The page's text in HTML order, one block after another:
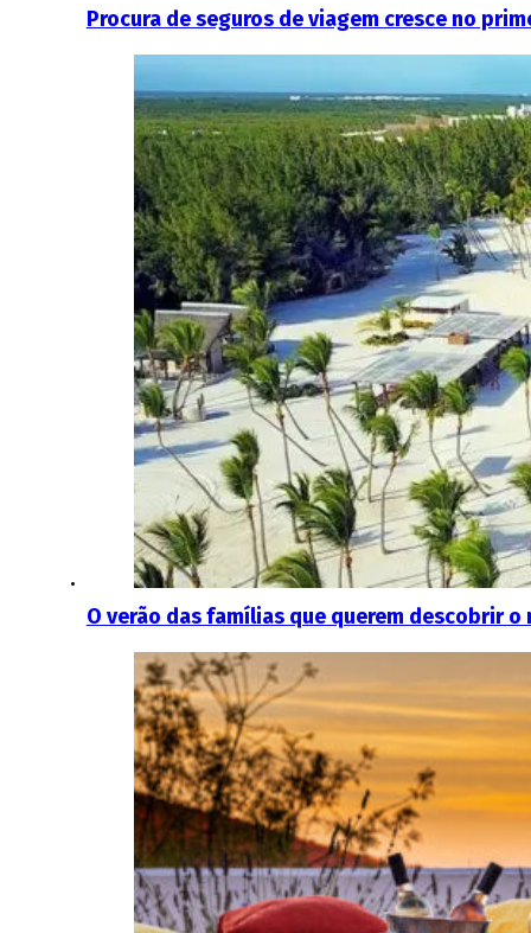
Procura de seguros de viagem cresce no
O verão das famílias que querem descobrir o